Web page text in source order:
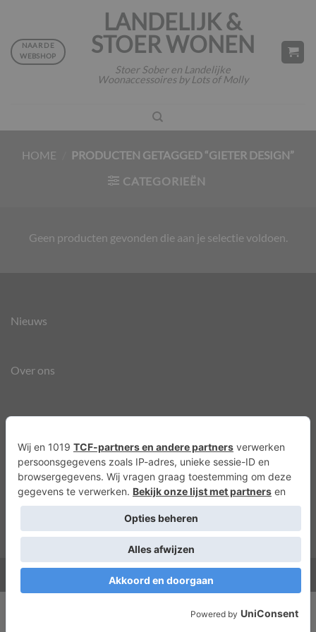
inhoud
LANDELIJK &
STOER WONEN
Stoer Sober en Landelijke
Woonaccessoires by Lots of Molly
NAAR DE
WEBSHOP
HOME
PRODUCTEN GETAGGED “GIETER DESIGN”
CATEGORIEËN
Geen producten gevonden die aan je selectie voldoen.
Nieuws
Over ons
Agenda
Privacyverklaring